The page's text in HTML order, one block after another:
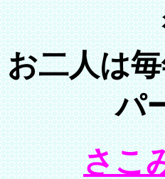
お二人は
パ
さこ